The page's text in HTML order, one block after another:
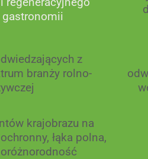
z
branży rolno-
krajobrazu na
łąka polna,